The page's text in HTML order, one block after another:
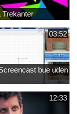
Trekanter
03:52
bue uden
12:33